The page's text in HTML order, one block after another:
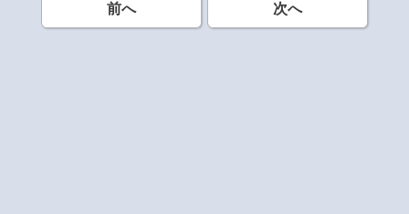
前へ 次へ